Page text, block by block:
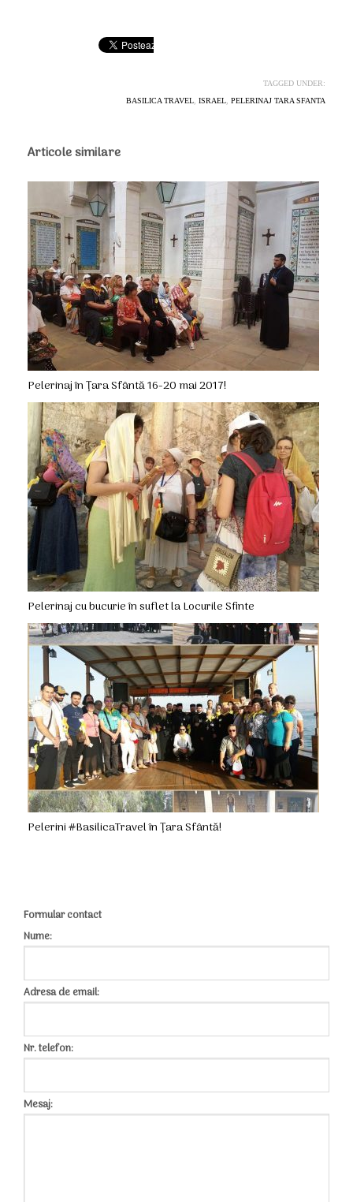
TAGGED UNDER:
BASILICA TRAVEL, ISRAEL, PELERINAJ TARA SFANTA
Articole similare
Pelerinaj în Țara Sfântă 16-20 mai 2017!
Pelerinaj cu bucurie în suflet la Locurile Sfinte
Pelerini #BasilicaTravel în Țara Sfântă!
Formular contact
Nume:
Adresa de email:
Nr. telefon:
Mesaj: